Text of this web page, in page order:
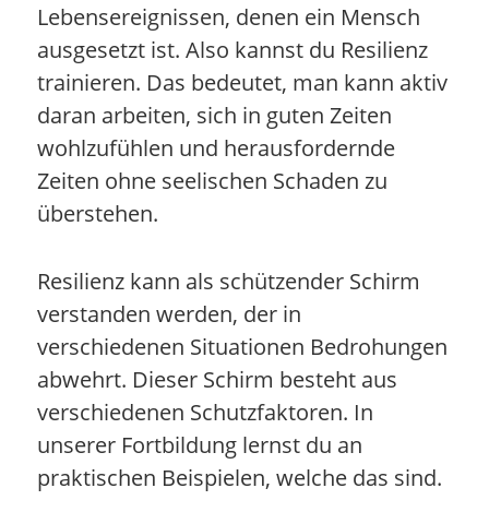
Lebensereignissen, denen ein Mensch
ausgesetzt ist. Also kannst du Resilienz
trainieren. Das bedeutet, man kann aktiv
daran arbeiten, sich in guten Zeiten
wohlzufühlen und herausfordernde
Zeiten ohne seelischen Schaden zu
überstehen.
Resilienz kann als schützender Schirm
verstanden werden, der in
verschiedenen Situationen Bedrohungen
abwehrt. Dieser Schirm besteht aus
verschiedenen Schutzfaktoren. In
unserer Fortbildung lernst du an
praktischen Beispielen, welche das sind.